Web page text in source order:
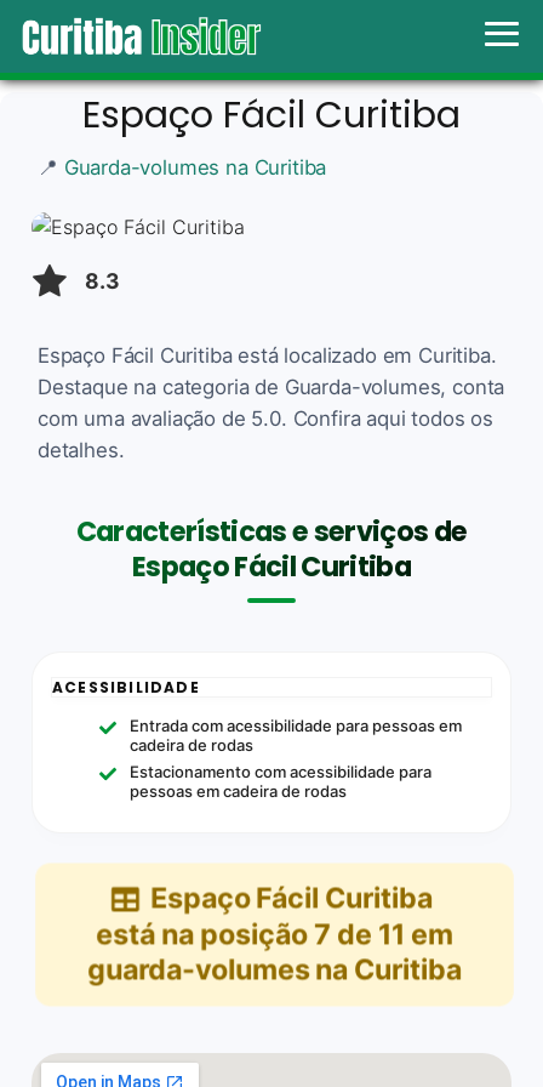
Espaço Fácil Curitiba
📍 Guarda-volumes na Curitiba
8.3
Espaço Fácil Curitiba está localizado em Curitiba.
Destaque na categoria de Guarda-volumes, conta
com uma avaliação de 5.0. Confira aqui todos os
detalhes.
Características e serviços de
Espaço Fácil Curitiba
ACESSIBILIDADE
Entrada com acessibilidade para pessoas em
cadeira de rodas
Estacionamento com acessibilidade para
pessoas em cadeira de rodas
Espaço Fácil Curitiba
está na posição7 de 11 em
guarda-volumes na Curitiba